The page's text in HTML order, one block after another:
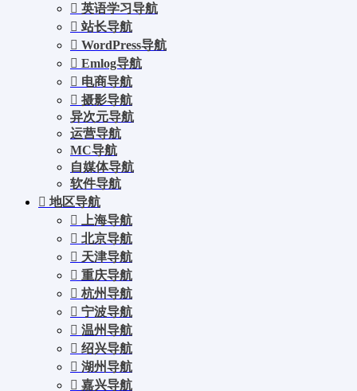
英语学习导航
站长导航
WordPress导航
Emlog导航
电商导航
摄影导航
异次元导航
运营导航
MC导航
自媒体导航
软件导航
地区导航
上海导航
北京导航
天津导航
重庆导航
杭州导航
宁波导航
温州导航
绍兴导航
湖州导航
嘉兴导航